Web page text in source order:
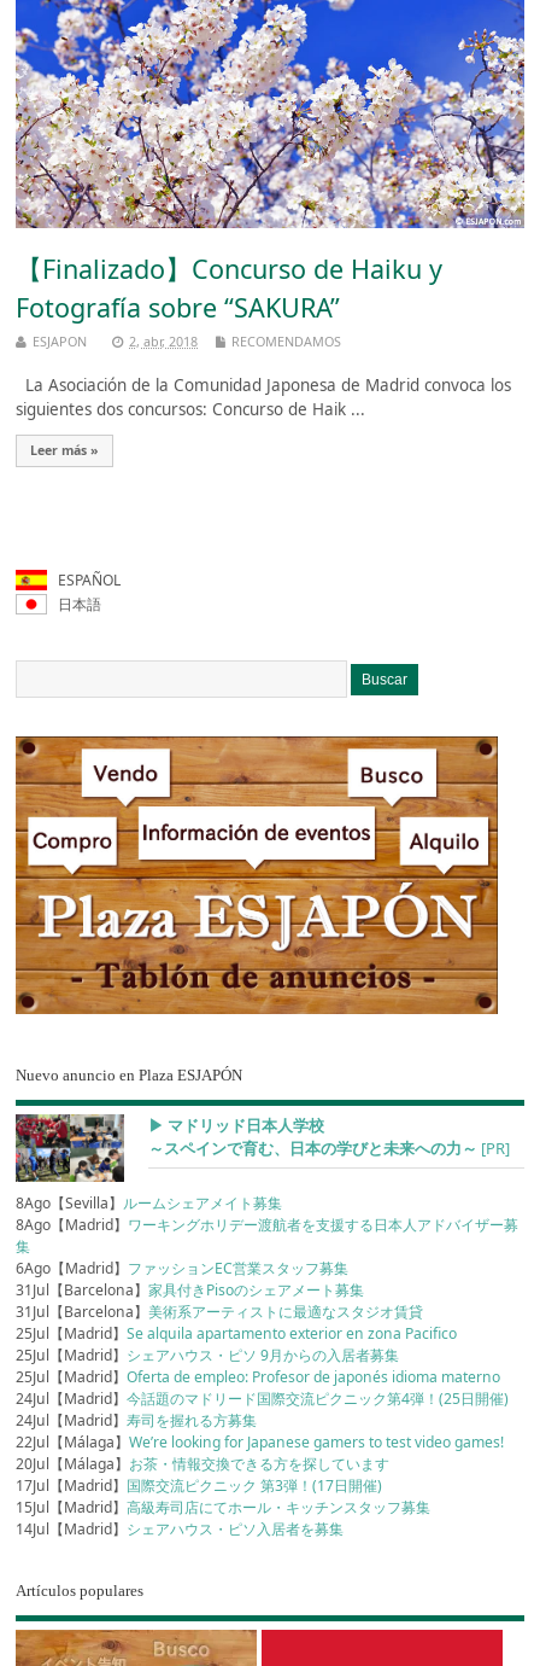
【Finalizado】Concurso de Haiku y
Fotografía sobre “SAKURA”
ESJAPON 2, abr, 2018 RECOMENDAMOS
La Asociación de la Comunidad Japonesa de Madrid convoca los
siguientes dos concursos: Concurso de Haik ...
Leer más »
ESPAÑOL
日本語
Nuevo anuncio en Plaza ESJAPÓN
▶︎ マドリッド日本人学校
～スペインで育む、日本の学びと未来への力～ [PR]
8Ago【Sevilla】 ルームシェアメイト募集
8Ago【Madrid】 ワーキングホリデー渡航者を支援する日本人アドバイザー募
集
6Ago【Madrid】 ファッションEC営業スタッフ募集
31Jul【Barcelona】家具付きPisoのシェアメート募集
31Jul【Barcelona】美術系アーティストに最適なスタジオ賃貸
25Jul【Madrid】Se alquila apartamento exterior en zona Pacifico
25Jul【Madrid】 シェアハウス・ピソ 9月からの入居者募集
25Jul【Madrid】Oferta de empleo: Profesor de japonés idioma materno
24Jul【Madrid】今話題のマドリード国際交流ピクニック第4弾！(25日開催)
24Jul【Madrid】寿司を握れる方募集
22Jul【Málaga】We’re looking for Japanese gamers to test video games!
20Jul【Málaga】 お茶・情報交換できる方を探しています
17Jul【Madrid】 国際交流ピクニック 第3弾！(17日開催)
15Jul【Madrid】高級寿司店にてホール・キッチンスタッフ募集
14Jul【Madrid】 シェアハウス・ピソ入居者を募集
Artículos populares